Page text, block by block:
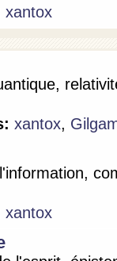
xantox
xantox,
xantox